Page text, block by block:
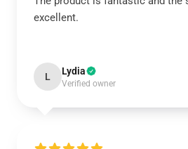
excellent.
L Lydia
Verified owner